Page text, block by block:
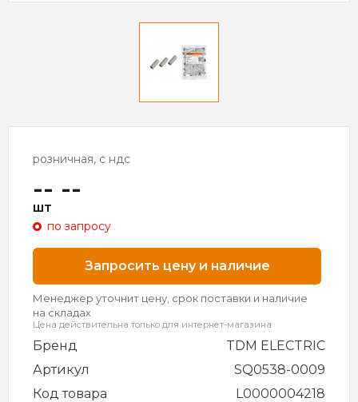
розничная, с ндс
-- --
шт
по запросу
Запросить цену и наличие
Менеджер уточнит цену, срок поставки и наличие
на складах
Цена действительна только для интернет-магазина
Бренд
TDM ELECTRIC
Артикул
SQ0538-0009
Код товара
L0000004218